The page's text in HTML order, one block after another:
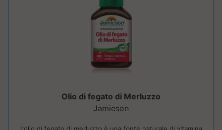
Olio di fegato di Merluzzo
Jamieson